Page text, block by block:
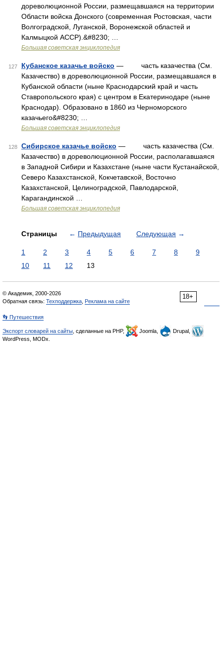
дореволюционной России, размещавшаяся на территории
Области войска Донского (современная Ростовская, части
Волгоградской, Луганской, Воронежской областей и
Калмыцкой АССР).&#8230; …
Большая советская энциклопедия
127 Кубанское казачье войско — часть казачества (См.
Казачество) в дореволюционной России, размещавшаяся в
Кубанской области (ныне Краснодарский край и часть
Ставропольского края) с центром в Екатеринодаре (ныне
Краснодар). Образовано в 1860 из Черноморского
казачьего&#8230; …
Большая советская энциклопедия
128 Сибирское казачье войско — часть казачества (См.
Казачество) в дореволюционной России, располагавшаяся
в Западной Сибири и Казахстане (ныне части Кустанайской,
Северо Казахстанской, Кокчетавской, Восточно
Казахстанской, Целиноградской, Павлодарской,
Карагандинской …
Большая советская энциклопедия
Страницы ← Предыдущая Следующая →
1 2 3 4 5 6 7 8
9
10
11 12 13
18+
© Академик, 2000-2026
Обратная связь: Техподдержка Реклама на сайте
👣 Путешествия
Экспорт словарей на сайты , сделанные на PHP, Joomla,
Drupal,
WordPress, MODx.